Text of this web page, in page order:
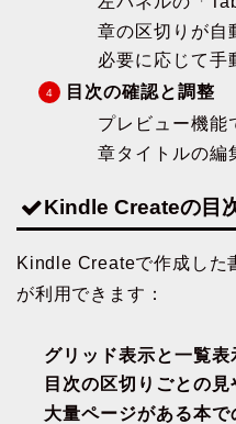
章の区切りが自
必要に応じて手
目次の確認と調整
プレビュー機能
章タイトルの編
Kindle Createの目
Kindle Createで作成した
が利用できます：
グリッド表示と一覧表
目次の区切りごとの
大量ページがある本